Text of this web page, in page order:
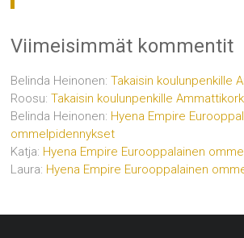
Viimeisimmät kommentit
Belinda Heinonen:Takaisin koulunpenkille
Roosu:Takaisin koulunpenkille
Belinda Heinonen: Hyena Empire
ommelpidennykset
Katja: Hyena Empire Eurooppalainen
Laura: Hyena Empire Eurooppalainen